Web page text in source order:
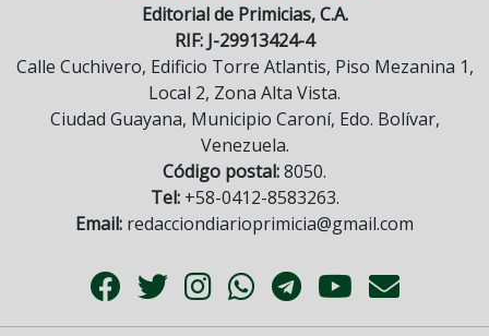
Editorial de Primicias, C.A.
RIF: J-29913424-4
Calle Cuchivero, Edificio Torre Atlantis, Piso Mezanina 1,
Local 2, Zona Alta Vista.
Ciudad Guayana, Municipio Caroní, Edo. Bolívar,
Venezuela.
Código postal:8050.
Tel:+58-0412-8583263.
Email: redacciondiarioprimicia@gmail.com